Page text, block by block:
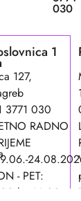
030
1
127,
3771 030
RADNO
- PET:
h - 16:00